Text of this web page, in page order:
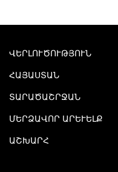
ՎԵՐԼՈՒԾՈՒԹՅՈՒՆ
ՀԱՅԱՍՏԱՆ
ՏԱՐԱԾԱՇՐՋԱՆ
ՄԵՐՁԱՎՈՐ ԱՐԵՒԵԼՔ
ԱՇԽԱՐՀ